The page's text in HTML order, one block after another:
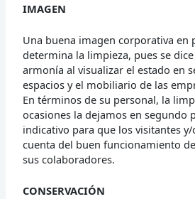
IMAGEN
Una buena imagen corporativa en
determina la limpieza, pues se
armonía al visualizar el estado en
espacios y el mobiliario de las
En términos de su personal, la
ocasiones la dejamos en segundo
indicativo para que los visitantes
cuenta del buen funcionamiento
sus colaboradores.
CONSERVACIÓN